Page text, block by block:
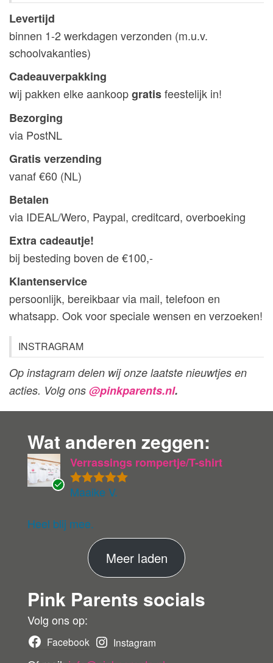
Levertijd
binnen 1-2 werkdagen verzonden (m.u.v.
schoolvakanties)
Cadeauverpakking
wij pakken elke aankoopgratisfeestelijk in!
Bezorging
via PostNL
Gratis verzending
vanaf €60 (NL)
Betalen
via IDEAL/Wero, Paypal, creditcard, overboeking
Extra cadeautje!
bij besteding boven de €100,-
Klantenservice
persoonlijk, bereikbaar via mail, telefoon en
whatsapp. Ook voor speciale wensen en verzoeken!
INSTRAGRAM
Op instagram delen wij onze laatste nieuwtjes en
acties. Volg ons @pinkparents.nl.
Wat anderen zeggen:
eri
r
Gewaardeer
Verrassings rompertje/T-shirt
Maaike V.
Heel blij mee.
Meer ladenM
e
e
Pink Parents socials
Volg ons op:
Facebook Instagram